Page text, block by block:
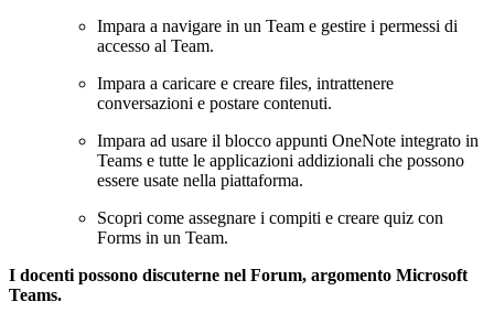
Impara a navigare in un Team e gestire i permessi di
accesso al Team.
Impara a caricare e creare files, intrattenere
conversazioni e postare contenuti.
Impara ad usare il blocco appunti OneNote integrato in
Teams e tutte le applicazioni addizionali che possono
essere usate nella piattaforma.
Scopri come assegnare i compiti e creare quiz con
Forms in un Team.
I docenti possono discuterne nel Forum, argomento Microsoft
Teams.